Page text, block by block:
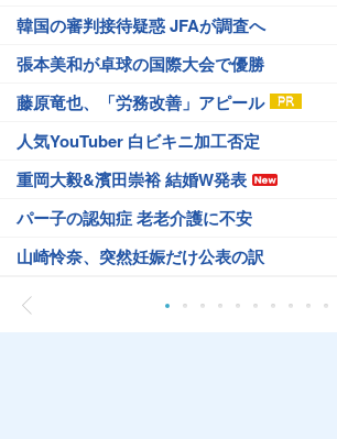
韓国の審判接待疑惑 JFAが調査へ
張本美和が卓球の国際大会で優勝
藤原竜也、「労務改善」アピール
人気YouTuber 白ビキニ加工否定
重岡大毅&濱田崇裕 結婚W発表
パー子の認知症 老老介護に不安
山崎怜奈、突然妊娠だけ公表の訳